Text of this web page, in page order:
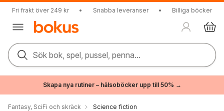
Fri frakt över 249 kr • Snabba leveranser • Billiga böcker
Sök bok, spel, pussel, penna...
Skapa nya rutiner – hälsoböcker upp till 50% →
Fantasy, SciFi och skräck Science fiction